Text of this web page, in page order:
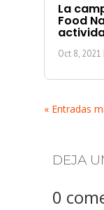
La
Food
Oct 8, 2021
« Entradas
DEJA
0